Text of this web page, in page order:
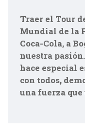
Traer el Tour
Mundial de la
Coca-Cola, a
nuestra
hace especial
con todos,
una fuerza